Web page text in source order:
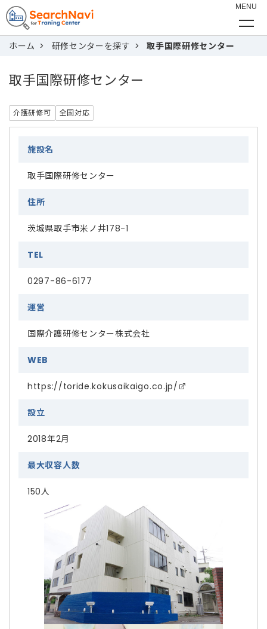
ホーム 研修センターを探す 取手国際研修センター
取手国際研修センター
介護研修可 全国対応
施設名
取手国際研修センター
住所
茨城県取手市米ノ井178-1
TEL
0297-86-6177
運営
国際介護研修センター株式会社
WEB
https://toride.kokusaikaigo.co.jp/
設立
2018年2月
最大収容人数
150人